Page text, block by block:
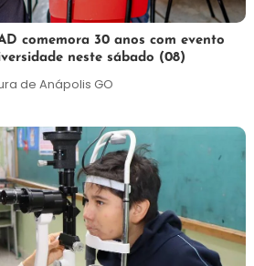
comemora 30 anos com evento
neste sábado (08)
de Anápolis GO